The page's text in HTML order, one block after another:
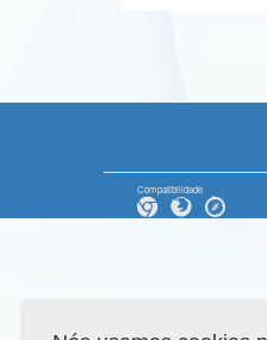
Compatibilidade